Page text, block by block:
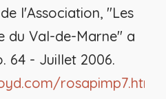
l'Association, "Les
du Val-de-Marne" a
64 - Juillet 2006.
rosapimp7.htm